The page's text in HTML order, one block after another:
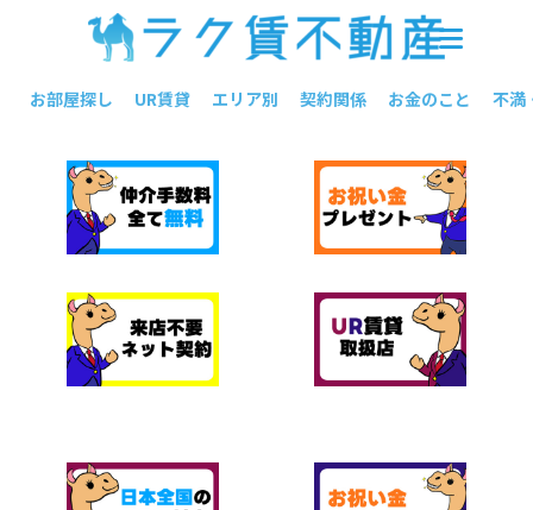
お部屋探し UR賃貸 エリア別 契約関係 お金のこと 不満